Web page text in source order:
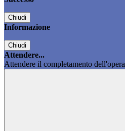
Chiudi
Informazione
Chiudi
Attendere...
Attendere il completamento